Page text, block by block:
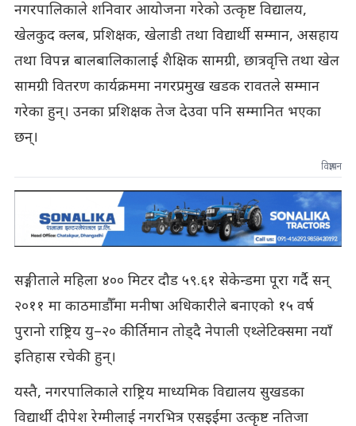
नगरपालिकाले शनिवार आयोजना गरेको उत्कृष्ट विद्यालय,
खेलकुद क्लब, प्रशिक्षक, खेलाडी तथा विद्यार्थी सम्मान, असहाय
तथा विपन्न बालबालिकालाई शैक्षिक सामग्री, छात्रवृत्ति तथा खेल
सामग्री वितरण कार्यक्रममा नगरप्रमुख खडक रावतले सम्मान
गरेका हुन्। उनका प्रशिक्षक तेज देउवा पनि सम्मानित भएका
छन्।
विज्ञापन
सङ्गीताले महिला ४०० मिटर दौड ५९.६१ सेकेन्डमा पूरा गर्दै सन्
२०११ मा काठमाडौँमा मनीषा अधिकारीले बनाएको १५ वर्ष
पुरानो राष्ट्रिय यु–२० कीर्तिमान तोड्दै नेपाली एथ्लेटिक्समा नयाँ
इतिहास रचेकी हुन्।
यस्तै, नगरपालिकाले राष्ट्रिय माध्यमिक विद्यालय सुखडका
विद्यार्थी दीपेश रेग्मीलाई नगरभित्र एसइईमा उत्कृष्ट नतिजा